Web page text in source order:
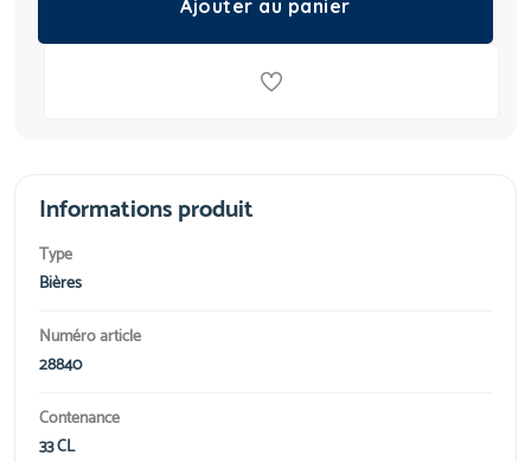
Ajouter au panier
Informations produit
Type
Bières
Numéro article
28840
Contenance
33 CL